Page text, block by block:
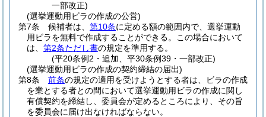
一部改正)
(選挙運動用ビラの作成の公営)
第7条
候補者は、 第10条に定める額の範囲内で、選挙運動
用ビラを無料で作成することができる。
この場合において
は、 第2条ただし書の規定を準用する。
(平20条例2・追加、平30条例39・一部改正)
(選挙運動用ビラの作成の契約締結の届出)
第8条
前条の規定の適用を受けようとする者は、ビラの作成
を業とする者との間において選挙運動用ビラの作成に関し
有償契約を締結し、委員会が定めるところにより、その旨
を委員会に届け出なければならない。